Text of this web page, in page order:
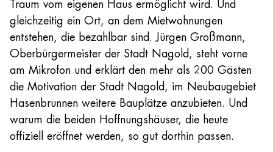
Traum vom eigenen Haus ermöglicht wird. Und
gleichzeitig ein Ort, an dem Mietwohnungen
entstehen, die bezahlbar sind. Jürgen Großmann,
Oberbürgermeister der Stadt Nagold, steht vorne
am Mikrofon und erklärt den mehr als 200 Gästen
die Motivation der Stadt Nagold, im Neubaugebiet
Hasenbrunnen weitere Bauplätze anzubieten. Und
warum die beiden Hoffnungshäuser, die heute
offiziell eröffnet werden, so gut dorthin passen.